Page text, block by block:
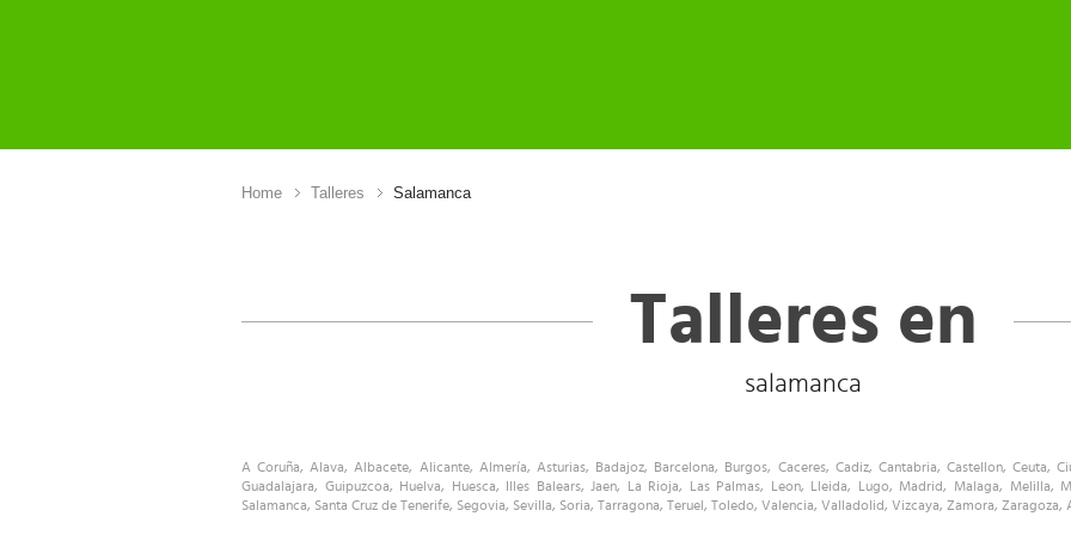
Home Talleres Salamanca
Talleres en
salamanca
A Coruña, Alava, Albacete, Alicante, Almería, Asturias, Badajoz, Barcelona, Burgos, Caceres, Cadiz, Cantabria,Castellon,Ceuta,
Guadalajara, Guipuzcoa, Huelva, Huesca, Illes Balears, Jaen, La Rioja, Las Palmas, Leon, Lleida, Lugo, Madrid, Malaga, Melilla,
Salamanca, Santa Cruz de Tenerife, Segovia, Sevilla, Soria, Tarragona, Teruel, Toledo, Valencia, Valladolid, Vizcaya, Zamora, Zaragoza,